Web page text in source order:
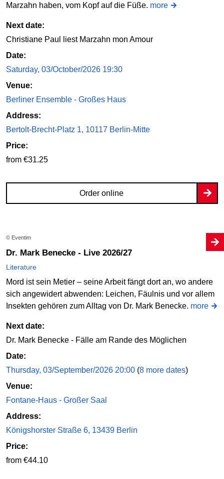
Marzahn haben, vom Kopf auf die Füße. more
Next date:
Christiane Paul liest Marzahn mon Amour
Date:
Saturday, 03/October/2026 19:30
Venue:
Berliner Ensemble - Großes Haus
Address:
Bertolt-Brecht-Platz 1, 10117 Berlin-Mitte
Price:
from €31.25
Order online
© Eventim
Dr. Mark Benecke - Live 2026/27
Literature
Mord ist sein Metier – seine Arbeit fängt dort an, wo andere
sich angewidert abwenden: Leichen, Fäulnis und vor allem
Insekten gehören zum Alltag von Dr. Mark Benecke. more
Next date:
Dr. Mark Benecke - Fälle am Rande des Möglichen
Date:
Thursday, 03/September/2026 20:00 (8 more dates)
Venue:
Fontane-Haus - Großer Saal
Address:
Königshorster Straße 6, 13439 Berlin
Price:
from €44.10